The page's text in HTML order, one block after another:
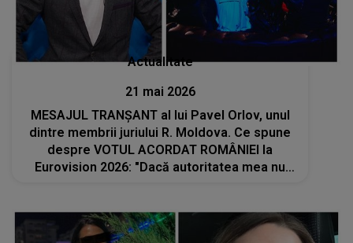
Actualitate
21 mai 2026
MESAJUL TRANȘANT al lui Pavel Orlov, unul
dintre membrii juriului R. Moldova. Ce spune
despre VOTUL ACORDAT ROMÂNIEI la
Eurovision 2026: "Dacă autoritatea mea nu